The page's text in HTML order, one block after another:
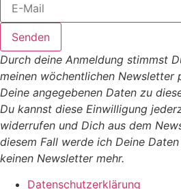
Senden
Durch deine Anmeldung stimmst
meinen wöchentlichen Newsletter
Deine angegebenen Daten zu
Du kannst diese Einwilligung
widerrufen und Dich aus dem
diesem Fall werde ich Deine
keinen Newsletter mehr.
Datenschutzerklärung